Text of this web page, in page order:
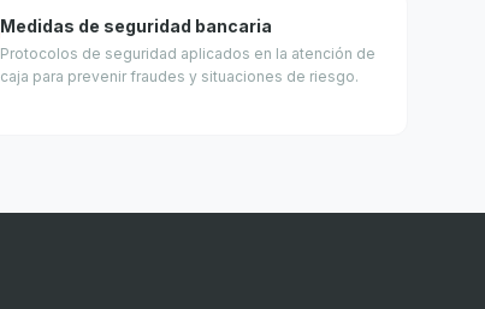
Medidas de seguridad bancaria
Protocolos de seguridad aplicados en la atención de
caja para prevenir fraudes y situaciones de riesgo.